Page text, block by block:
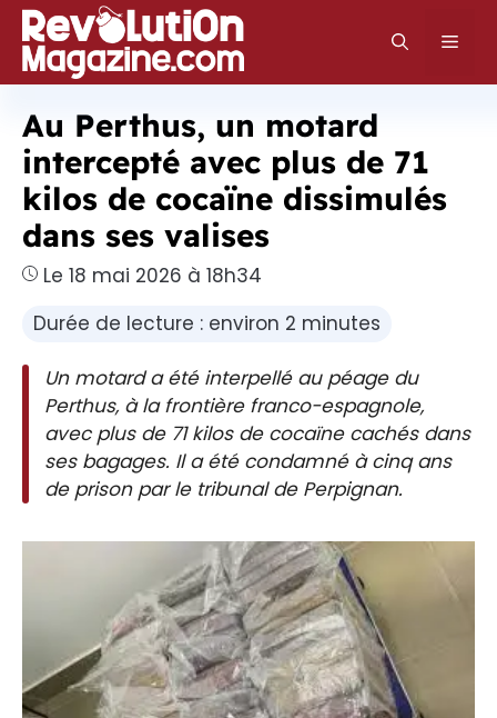
Aller
au
contenu
Au Perthus, un motard
intercepté avec plus de 71
kilos de cocaïne dissimulés
dans ses valises
Le 18 mai 2026 à 18h34
Durée de lecture : environ 2 minutes
Un motard a été interpellé au péage du
Perthus, à la frontière franco-espagnole,
avec plus de 71 kilos de cocaïne cachés dans
ses bagages. Il a été condamné à cinq ans
de prison par le tribunal de Perpignan.